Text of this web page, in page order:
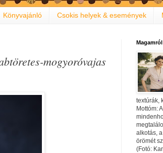
Könyvajánló Csokis helyek & események
mogyoróvajas
Magamról
textúrák,
Mottóm:
alkotás,
örömét
(Fotó: